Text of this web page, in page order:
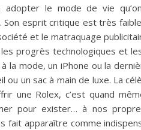
le mode de vie
Son esprit critique est très
et le matraquage
progrès technologiques et
la mode, un iPhone ou la
un sac à main de luxe. La
une Rolex, c’est quand
pour exister… à nos
fait apparaître comme